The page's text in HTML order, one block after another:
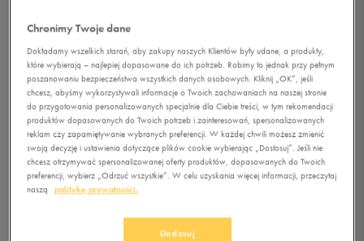
NIKE SPODNIE ADVANCE
Chronimy Twoje dane
Dokładamy wszelkich starań, aby zakupy naszych Klientów były udane, a produkty,
które wybierają – najlepiej dopasowane do ich potrzeb. Robimy to jednak przy pełnym
poszanowaniu bezpieczeństwa wszystkich danych osobowych. Kliknij „OK”, jeśli
chcesz, abyśmy wykorzystywali informacje o Twoich zachowaniach na naszej stronie
do przygotowania personalizowanych specjalnie dla Ciebie treści, w tym rekomendacji
produktów dopasowanych do Twoich potrzeb i zainteresowań, spersonalizowanych
reklam czy zapamiętywanie wybranych preferencji. W każdej chwili możesz zmienić
swoją decyzję i ustawienia dotyczące plików cookie wybierając „Dostosuj”. Jeśli nie
chcesz otrzymywać spersonalizowanej oferty produktów, dopasowanych do Twoich
preferencji, wybierz „Odrzuć wszystkie”. W celu uzyskania więcej informacji, przeczytaj
naszą
politykę prywatności.
Dostosuj